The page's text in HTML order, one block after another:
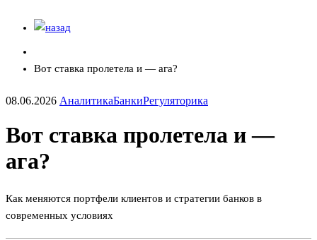
Вот ставка пролетела и — ага?
08.06.2026 АналитикаБанкиРегуляторика
Вот ставка пролетела и —
ага?
Как меняются портфели клиентов и стратегии банков в
современных условиях